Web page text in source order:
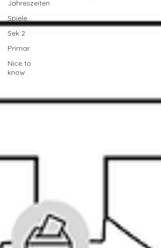
Jahreszeiten
Spiele
Sek 2
Primar
Nice to
know